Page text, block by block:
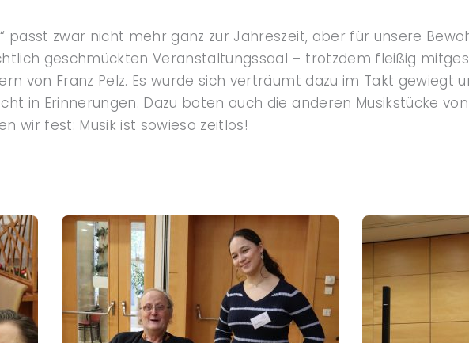
passt zwar nicht mehr ganz zur Jahreszeit, aber für unsere
geschmückten Veranstaltungssaal – trotzdem fleißig
von Franz Pelz. Es wurde sich verträumt dazu im Takt gewiegt
in Erinnerungen. Dazu boten auch die anderen Musikstücke
wir fest: Musik ist sowieso zeitlos!